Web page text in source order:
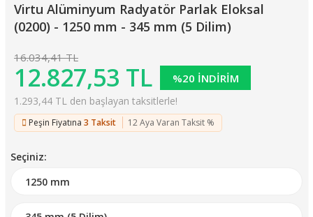
Virtu Alüminyum Radyatör Parlak Eloksal
(0200) - 1250 mm - 345 mm (5 Dilim)
16.034,41 TL
12.827,53 TL %20 İNDİRİM
1.293,44 TL den başlayan taksitlerle!
Peşin Fiyatına 3 Taksit 12 Aya Varan Taksit %
Seçiniz: